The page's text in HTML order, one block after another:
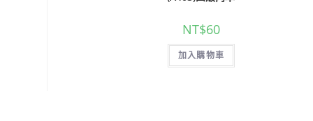
NT$60
加入購物車